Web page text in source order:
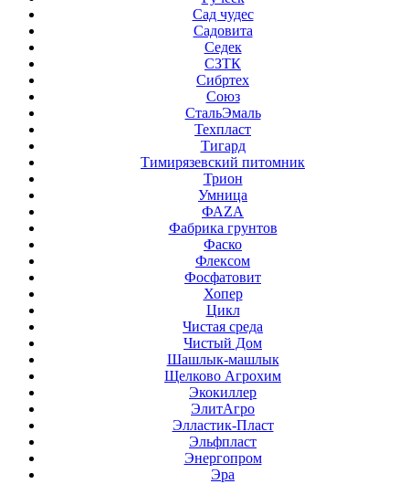
Сад чудес
Садовита
Седек
СЗТК
Сибртех
Союз
СтальЭмаль
Техпласт
Тигард
Тимирязевский питомник
Трион
Умница
ФАZА
Фабрика грунтов
Фаско
Флексом
Фосфатовит
Хопер
Цикл
Чистая среда
Чистый Дом
Шашлык-машлык
Щелково Агрохим
Экокиллер
ЭлитАгро
Элластик-Пласт
Эльфпласт
Энергопром
Эра